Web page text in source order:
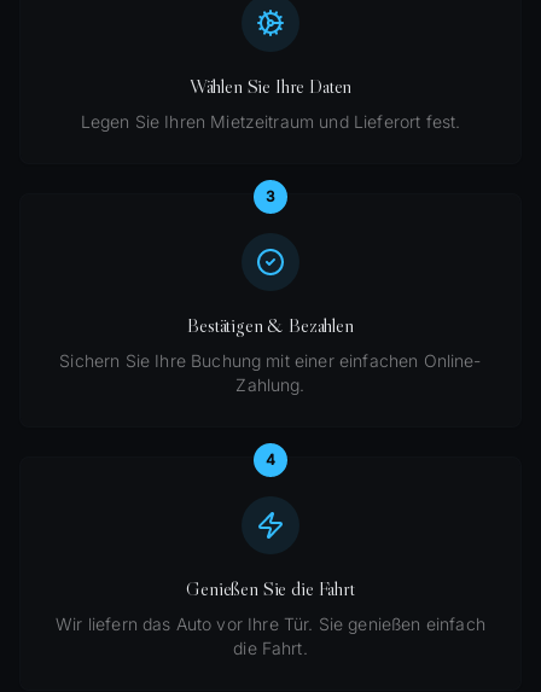
Wählen Sie Ihre Daten
Legen Sie Ihren Mietzeitraum und Lieferort fest.
3
Bestätigen & Bezahlen
Sichern Sie Ihre Buchung mit einer einfachen Online-
Zahlung.
4
Genießen Sie die Fahrt
Wir liefern das Auto vor Ihre Tür. Sie genießen einfach
die Fahrt.